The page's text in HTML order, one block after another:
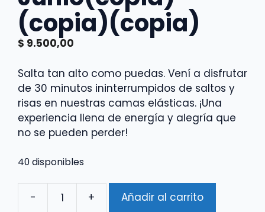
(copia)(copia)
$ 9.500,00
Salta tan alto como puedas. Vení a disfrutar
de 30 minutos ininterrumpidos de saltos y
risas en nuestras camas elásticas. ¡Una
experiencia llena de energía y alegría que
no se pueden perder!
40 disponibles
-
Peke
+ Añadir al carrito